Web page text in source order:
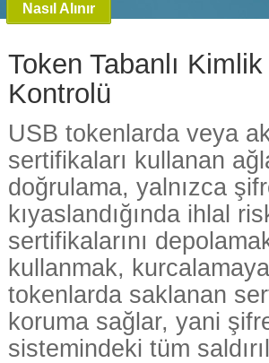
Nasıl Alınır
Token Tabanlı
Kontrolü
USB tokenlarda veya
sertifikaları kullanan
doğrulama, yalnızca
kıyaslandığında ihlal
sertifikalarını
kullanmak,
tokenlarda saklanan
koruma sağlar, yani
sistemindeki tüm